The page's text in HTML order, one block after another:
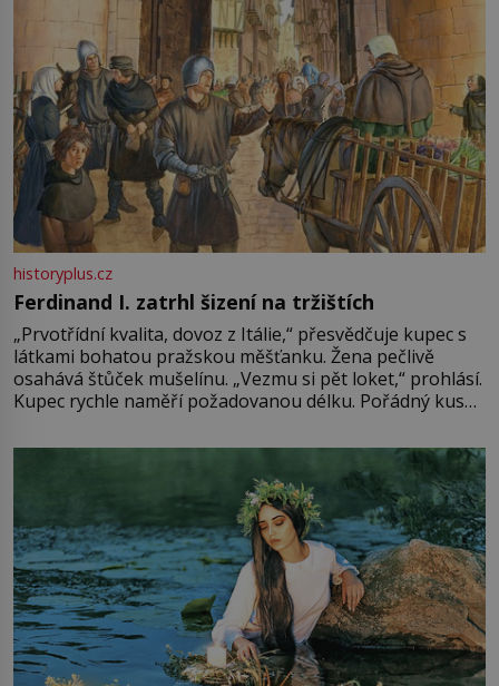
historyplus.cz
Ferdinand I. zatrhl šizení na tržištích
„Prvotřídní kvalita, dovoz z Itálie,“ přesvědčuje kupec s
látkami bohatou pražskou měšťanku. Žena pečlivě
osahává štůček mušelínu. „Vezmu si pět loket,“ prohlásí.
Kupec rychle naměří požadovanou délku. Pořádný kus
milostpaní. Stačí jenom na sukni,“ zhodnotí švadlena
množství růžového mušelínu. „Ošidili vás, podívejte.“
Vezme do ruky dřevěnou